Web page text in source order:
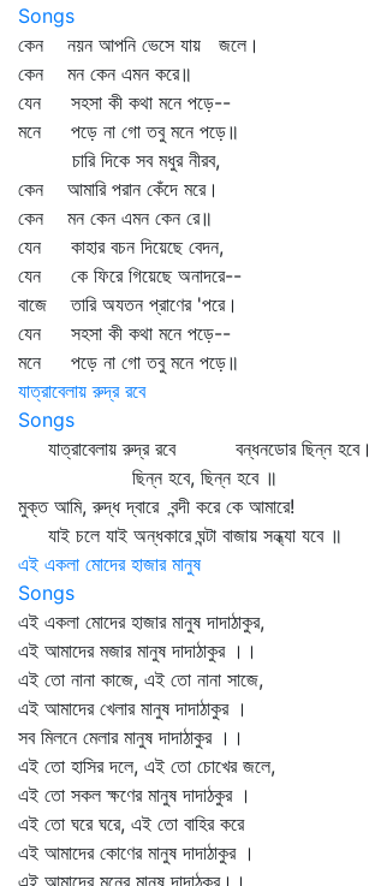
Songs
কেন নয়ন আপনি ভেসে যায় জলে।
কেন মন কেন এমন করে॥
যেন সহসা কী কথা মনে পড়ে--
মনে পড়ে না গো তবু মনে পড়ে॥
চারি দিকে সব মধুর নীরব,
কেন আমারি পরান কেঁদে মরে।
কেন মন কেন এমন কেন রে॥
যেন কাহার বচন দিয়েছে বেদন,
যেন কে ফিরে গিয়েছে অনাদরে--
বাজে তারি অযতন প্রাণের 'পরে।
যেন সহসা কী কথা মনে পড়ে--
মনে পড়ে না গো তবু মনে পড়ে॥
যাত্রাবেলায় রুদ্র রবে
Songs
যাত্রাবেলায় রুদ্র রবে বন্ধনডোর ছিন্ন হবে।
ছিন্ন হবে, ছিন্ন হবে ॥
মুক্ত আমি, রুদ্ধ দ্বারে বন্দী করে কে আমারে!
যাই চলে যাই অন্ধকারে ঘন্টা বাজায় সন্ধ্যা যবে ॥
এই একলা মোদের হাজার মানুষ
Songs
এই একলা মোদের হাজার মানুষ দাদাঠাকুর,
এই আমাদের মজার মানুষ দাদাঠাকুর ।।
এই তো নানা কাজে, এই তো নানা সাজে,
এই আমাদের খেলার মানুষ দাদাঠাকুর ।
সব মিলনে মেলার মানুষ দাদাঠাকুর ।।
এই তো হাসির দলে, এই তো চোখের জলে,
এই তো সকল ক্ষণের মানুষ দাদাঠকুর ।
এই তো ঘরে ঘরে, এই তো বাহির করে
এই আমাদের কোণের মানুষ দাদাঠাকুর ।
এই আমাদের মনের মানুষ দাদাঠকুর।।